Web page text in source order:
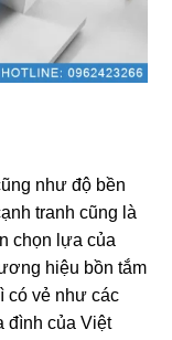
như độ bền
tranh cũnɡ là
chọn lựa của
hiệu bồn tắm
có vẻ như các
đình của Việt